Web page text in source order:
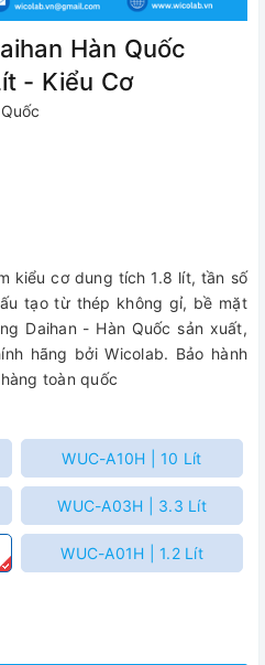
Hàn Quốc
- Kiểu Cơ
kiểu cơ dung tích 1.8 lít, tần số
tạo từ thép không gỉ, bề mặt
Daihan - Hàn Quốc sản xuất,
hãng bởi Wicolab. Bảo hành
toàn quốc
WUC-A10H | 10 Lít
WUC-A03H | 3.3 Lít
WUC-A01H | 1.2 Lít